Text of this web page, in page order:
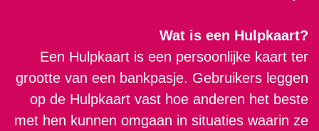
Wat is een Hulpkaart?
Een Hulpkaart is een persoonlijke kaart ter
grootte van een bankpasje. Gebruikers leggen
op de Hulpkaart vast hoe anderen het beste
met hen kunnen omgaan in situaties waarin ze